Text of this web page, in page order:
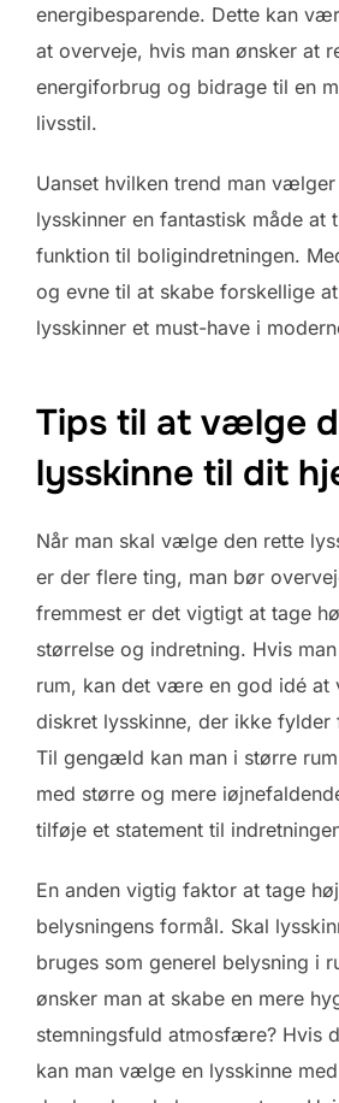
energibesparende. Dette kan
at overveje, hvis man ønsker at
energiforbrug og bidrage til en
livsstil.
Uanset hvilken trend man
lysskinner en fantastisk måde at
funktion til boligindretningen.
og evne til at skabe forskellige
lysskinner et must-have i
Tips til at vælge
lysskinne til dit
Når man skal vælge den rette
er der flere ting, man bør
fremmest er det vigtigt at tage
størrelse og indretning. Hvis
rum, kan det være en god idé at
diskret lysskinne, der ikke fylder
Til gengæld kan man i større
med større og mere
tilføje et statement til
En anden vigtig faktor at tage
belysningens formål. Skal
bruges som generel belysning i
ønsker man at skabe en mere
stemningsfuld atmosfære? Hvis
kan man vælge en lysskinne